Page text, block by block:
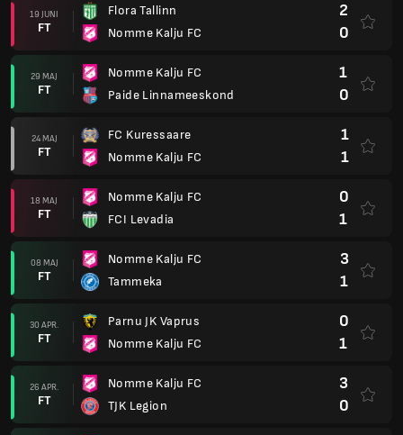
19 JUNI
FT
Flora Tallinn
Nomme Kalju FC
2
0
29 MAJ
FT
Nomme Kalju FC
Paide Linnameeskond
1
0
24 MAJ
FT
FC Kuressaare
Nomme Kalju FC
1
1
18 MAJ
FT
Nomme Kalju FC
FCI Levadia
0
1
08 MAJ
FT
Nomme Kalju FC
Tammeka
3
1
30 APR.
FT
Parnu JK Vaprus
Nomme Kalju FC
0
1
26 APR.
FT
Nomme Kalju FC
TJK Legion
3
0